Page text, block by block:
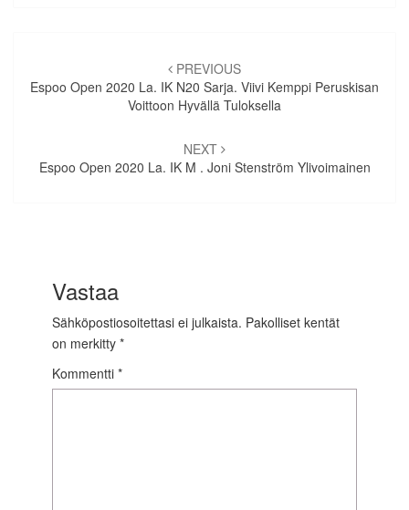
selaus
PREVIOUS
Espoo Open 2020 La. IK N20 Sarja. Viivi Kemppi Peruskisan
Voittoon Hyvällä Tuloksella
NEXT
Espoo Open 2020 La. IK M . Joni Stenström Ylivoimainen
Vastaa
Sähköpostiosoitettasi ei julkaista. Pakolliset kentät
on merkitty *
Kommentti *